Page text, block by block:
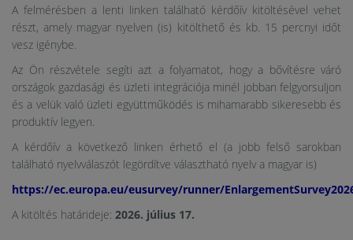
A felmérésben a lenti linken található kérdőív kitöltésével vehet
részt, amely magyar nyelven (is) kitölthető és kb. 15 percnyi időt
vesz igénybe.
Az Ön részvétele segíti azt a folyamatot, hogy a bővítésre váró
országok gazdasági és üzleti integrációja minél jobban felgyorsuljon
és a velük való üzleti együttműködés is mihamarabb sikeresebb és
produktív legyen.
A kérdőív a következő linken érhető el (a jobb felső sarokban
található nyelvválaszót legördítve választható nyelv a magyar is)
https://ec.europa.eu/eusurvey/runner/
A kitöltés határideje: 2026. július 17.